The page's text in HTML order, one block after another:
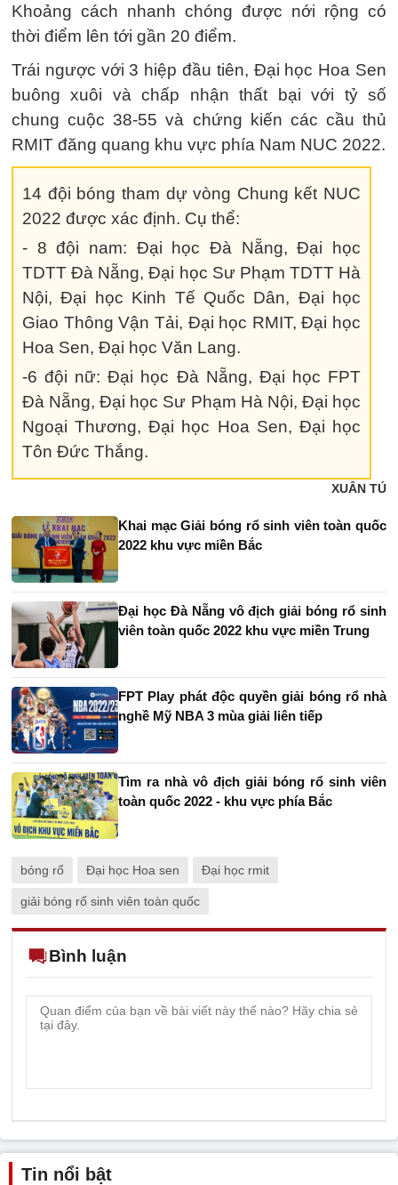
Khoảng cách nhanh chóng được nới rộng có
thời điểm lên tới gần 20 điểm.
Trái ngược với 3 hiệp đầu tiên, Đại học Hoa Sen
buông xuôi và chấp nhận thất bại với tỷ số
chung cuộc 38-55 và chứng kiến các cầu thủ
RMIT đăng quang khu vực phía Nam NUC 2022.
14 đội bóng tham dự vòng Chung kết NUC
2022 được xác định. Cụ thể:
- 8 đội nam: Đại học Đà Nẵng, Đại học
TDTT Đà Nẵng, Đại học Sư Phạm TDTT Hà
Nội, Đại học Kinh Tế Quốc Dân, Đại học
Giao Thông Vận Tải, Đại học RMIT, Đại học
Hoa Sen, Đại học Văn Lang.
-6 đội nữ: Đại học Đà Nẵng, Đại học FPT
Đà Nẵng, Đại học Sư Phạm Hà Nội, Đại học
Ngoại Thương, Đại học Hoa Sen, Đại học
Tôn Đức Thắng.
XUÂN TÚ
Khai mạc Giải bóng rổ sinh viên toàn quốc
2022 khu vực miền Bắc
Đại học Đà Nẵng vô địch giải bóng rổ sinh
viên toàn quốc 2022 khu vực miền Trung
FPT Play phát độc quyền giải bóng rổ nhà
nghề Mỹ NBA 3 mùa giải liên tiếp
Tìm ra nhà vô địch giải bóng rổ sinh viên
toàn quốc 2022 - khu vực phía Bắc
bóng rổ Đại học Hoa sen Đại học rmit
giải bóng rổ sinh viên toàn quốc
Bình luận
Tin nổi bật